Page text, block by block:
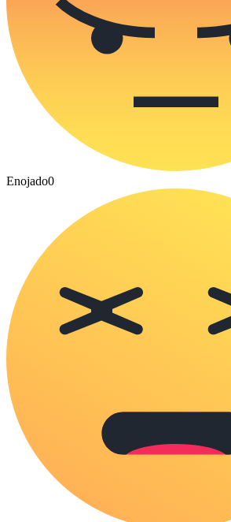
Enojado0